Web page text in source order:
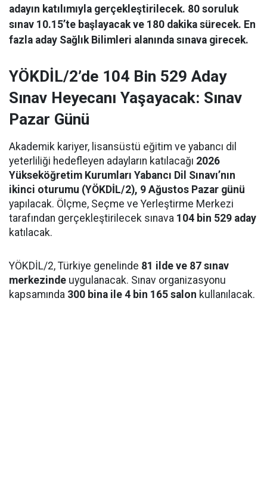
adayın katılımıyla gerçekleştirilecek. 80 soruluk
sınav 10.15’te başlayacak ve 180 dakika sürecek. En
fazla aday Sağlık Bilimleri alanında sınava girecek.
YÖKDİL/2’de 104 Bin 529 Aday
Sınav Heyecanı Yaşayacak: Sınav
Pazar Günü
Akademik kariyer, lisansüstü eğitim ve yabancı dil
yeterliliği hedefleyen adayların katılacağı 2026
Yükseköğretim Kurumları Yabancı Dil Sınavı’nın
ikinci oturumu (YÖKDİL/2), 9 Ağustos Pazar günü
yapılacak. Ölçme, Seçme ve Yerleştirme Merkezi
tarafından gerçekleştirilecek sınava 104 bin 529 aday
katılacak.
YÖKDİL/2, Türkiye genelinde 81 ilde ve 87 sınav
merkezinde uygulanacak. Sınav organizasyonu
kapsamında 300 bina ile 4 bin 165 salon kullanılacak.